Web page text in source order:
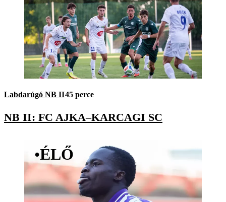
Labdarúgó NB II45 perce
NB II: FC AJKA–KARCAGI SC
•ÉLŐ